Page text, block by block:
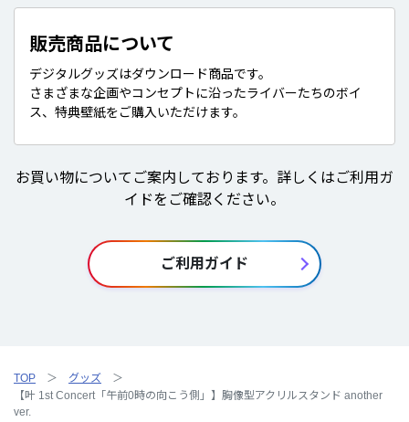
販売商品について
デジタルグッズはダウンロード商品です。
さまざまな企画やコンセプトに沿ったライバーたちのボイ
ス、特典壁紙をご購入いただけます。
お買い物についてご案内しております。詳しくはご利用ガ
イドをご確認ください。
ご利用ガイド
TOP
グッズ
【叶 1st Concert「午前0時の向こう側」】胸像型アクリルスタンド another
ver.